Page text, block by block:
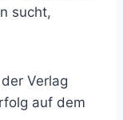
sucht,
Verlag
auf dem